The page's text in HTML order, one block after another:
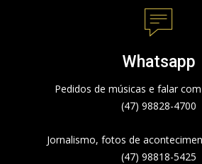
Whatsapp
Pedidos de músicas e falar
(47) 98828-4700
Jornalismo, fotos de
(47) 98818-5425